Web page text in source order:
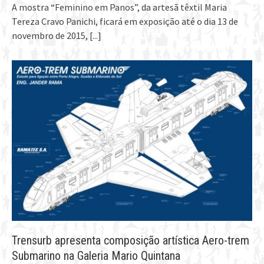
A mostra “Feminino em Panos”, da artesã têxtil Maria
Tereza Cravo Panichi, ficará em exposição até o dia 13 de
novembro de 2015, [...]
Trensurb apresenta composição artística Aero-trem
Submarino na Galeria Mario Quintana